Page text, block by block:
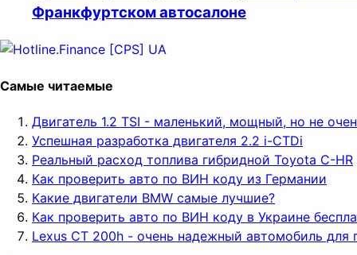
Франкфуртском автосалоне
Самые читаемые
Двигатель 1.2 TSI - маленький, мощный, но не
Успешная разработка двигателя 2.2 i-CTDi
Реальный расход топлива гибридной Toyota C-HR
Как проверить авто по ВИН коду из Германии
Какие двигатели BMW самые лучшие?
Как проверить авто по ВИН коду в Украине
Lexus CT 200h - очень надежный автомобиль для